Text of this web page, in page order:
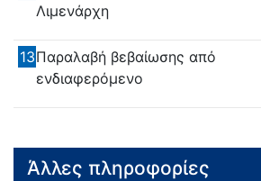
Λιμενάρχη
13Παραλαβή βεβαίωσης από
ενδιαφερόμενο
Άλλες πληροφορίες